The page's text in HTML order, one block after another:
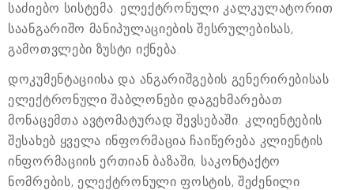
საძიებო სისტემა. ელექტრონული კალკულატორით
საანგარიშო მანიპულაციების შესრულებისას,
გამოთვლები ზუსტი იქნება.
დოკუმენტაციისა და ანგარიშგების გენერირებისას
ელექტრონული შაბლონები დაგეხმარებათ
მონაცემთა ავტომატურად შევსებაში. კლიენტების
შესახებ ყველა ინფორმაცია ჩაიწერება კლიენტის
ინფორმაციის ერთიან ბაზაში, საკონტაქტო
ნომრების, ელექტრონული ფოსტის, შეძენილი